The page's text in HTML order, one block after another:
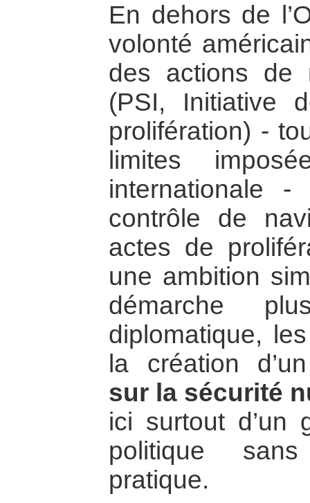
En dehors de
volonté
des actions de
(PSI, Initiative
prolifération) -
limites
internationale
contrôle de
actes de
une ambition
démarche
diplomatique,
la création
sur la sécurité
ici surtout d’un
politique
pratique.